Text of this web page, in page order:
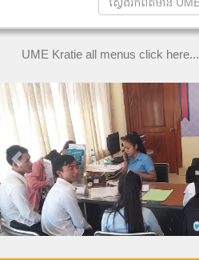
UME Kratie all menus click here...